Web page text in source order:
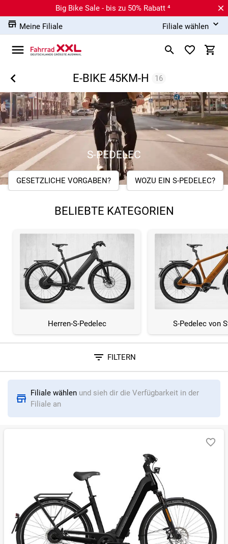
Big Bike Sale - bis zu 50% Rabatt ⁴
Meine Filiale
Filiale wählen
E-BIKE 45KM-H 16
S-PEDELEC
GESETZLICHE VORGABEN? WOZU EIN S-PEDELEC?
BELIEBTE KATEGORIEN
Herren-S-Pedelec S-Pedelec von
FILTERN
Sortieren nach
RELEVANZ
BESTSELLER ERSPARNIS IN %
Filiale wählen und sieh dir die Verfügbarkeit in der
Filiale an